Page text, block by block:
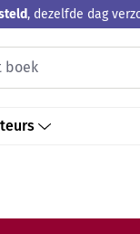
, dezelfde dag